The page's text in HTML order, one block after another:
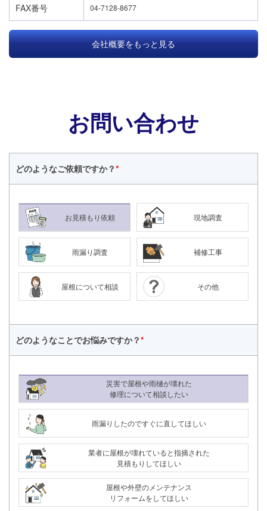
24時間365日対応
050-1883-0629
FAX番号 04-7128-8677
会社概要をもっと見る
お問い合わせ
どのようなご依頼ですか？*
お見積もり依頼 現地調査
雨漏り調査 補修工事
屋根について相談 その他
どのようなことでお悩みですか？*
災害で屋根や雨樋が壊れた
修理について相談したい
雨漏りしたのですぐに直してほしい
業者に屋根が壊れていると指摘された
見積もりしてほしい
屋根や外壁のメンテナンス
リフォームをしてほしい